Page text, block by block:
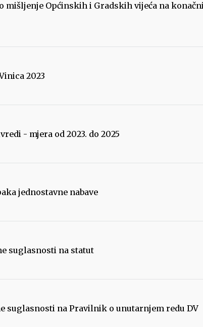
mišljenje Općinskih i Gradskih vijeća na
2023
- mjera od 2023. do 2025
jednostavne nabave
suglasnosti na statut
suglasnosti na Pravilnik o unutarnjem redu DV